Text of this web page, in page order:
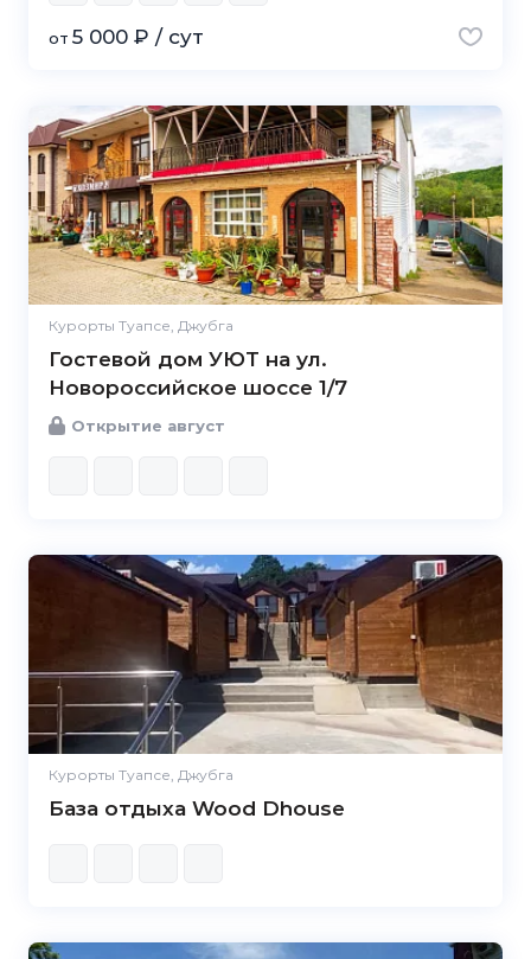
от 5 000 ₽ / сут
Курорты Туапсе, Джубга
Гостевой дом УЮТ на ул.
Новороссийское шоссе 1/7
Открытие август
Курорты Туапсе, Джубга
База отдыха Wood Dhouse